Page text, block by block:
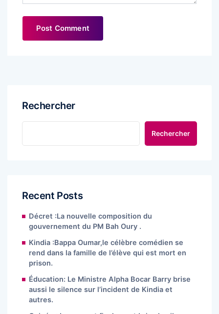
Rechercher
Rechercher
Recent Posts
Décret :La nouvelle composition du
gouvernement du PM Bah Oury .
Kindia :Bappa Oumar,le célèbre comédien se
rend dans la famille de l’élève qui est mort en
prison.
Éducation: Le Ministre Alpha Bocar Barry brise
aussi le silence sur l’incident de Kindia et
autres.